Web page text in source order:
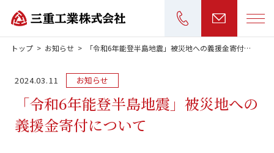
0436-37-6518
受付時間：平日 9:00～17:00
トップ > お知らせ > 「令和6年能登半島地震」被災地への義援金寄付について
2024.03.11 お知らせ
「令和6年能登半島地震」被災地への
義援金寄付について